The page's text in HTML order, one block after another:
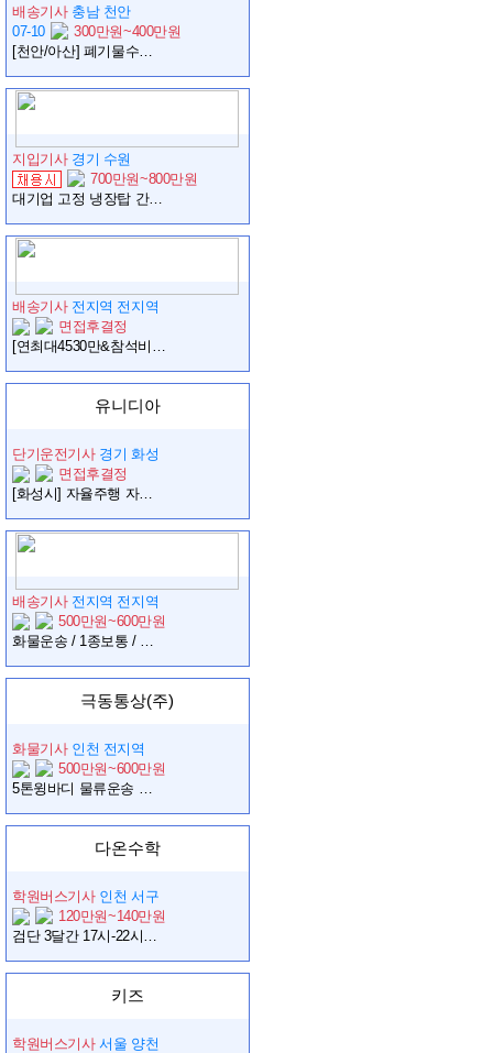
배송기사 충남 천안
07-10
300만원~400만원
[천안/아산] 폐기물수집운반업체 25톤 원쓰리 암롤 직영-지입기사 구인
지입기사 경기 수원
700만원~800만원
대기업 고정 냉장탑 간선 일자리
배송기사 전지역 전지역
면접후결정
[연최대4530만&참석비] 쿠팡친구(배송사원) 채용, 차량유류비지원
유니디아
단기운전기사 경기 화성
면접후결정
[화성시] 자율주행 자동차 안전요원(드라이버) 모집 공고
배송기사 전지역 전지역
500만원~600만원
화물운송 / 1종보통 / 초보가능 / 주5일 / 초기비용X / 상하차X / 최소매출보장제도 /
극동통상(주)
화물기사 인천 전지역
500만원~600만원
5톤윙바디 물류운송 기사님 모집/주5일근무/월450이상/상하차x/초기비용x/최소매출보장
다온수학
학원버스기사 인천 서구
120만원~140만원
검단 3달간 17시-22시까지 학원통근버스 운전해주실 분 찾습니다.
키즈
학원버스기사 서울 양천